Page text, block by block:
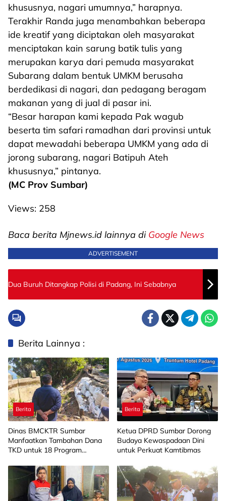
khususnya, nagari umumnya,” harapnya.
Terakhir Randa juga menambahkan beberapa
ide kreatif yang diciptakan oleh masyarakat
menciptakan kain sarung batik tulis yang
merupakan karya dari pemuda masyarakat
Subarang dalam bentuk UMKM berusaha
berdedikasi di nagari, dan pedagang beragam
makanan yang di jual di pasar ini.
“Besar harapan kami kepada Pak wagub
beserta tim safari ramadhan dari provinsi untuk
dapat mewadahi beberapa UMKM yang ada di
jorong subarang, nagari Batipuh Ateh
khususnya,” pintanya.
(MC Prov Sumbar)
Views: 258
Baca berita Mjnews.id lainnya di Google News
ADVERTISEMENT
Dua Buruh Ditangkap Polisi di Padang, Ini Sebabnya
Berita Lainnya :
Berita
Dinas BMCKTR Sumbar
Manfaatkan Tambahan Dana
TKD untuk 18 Program
Berita
Ketua DPRD Sumbar Dorong
Budaya Kewaspadaan Dini
untuk Perkuat Kamtibmas